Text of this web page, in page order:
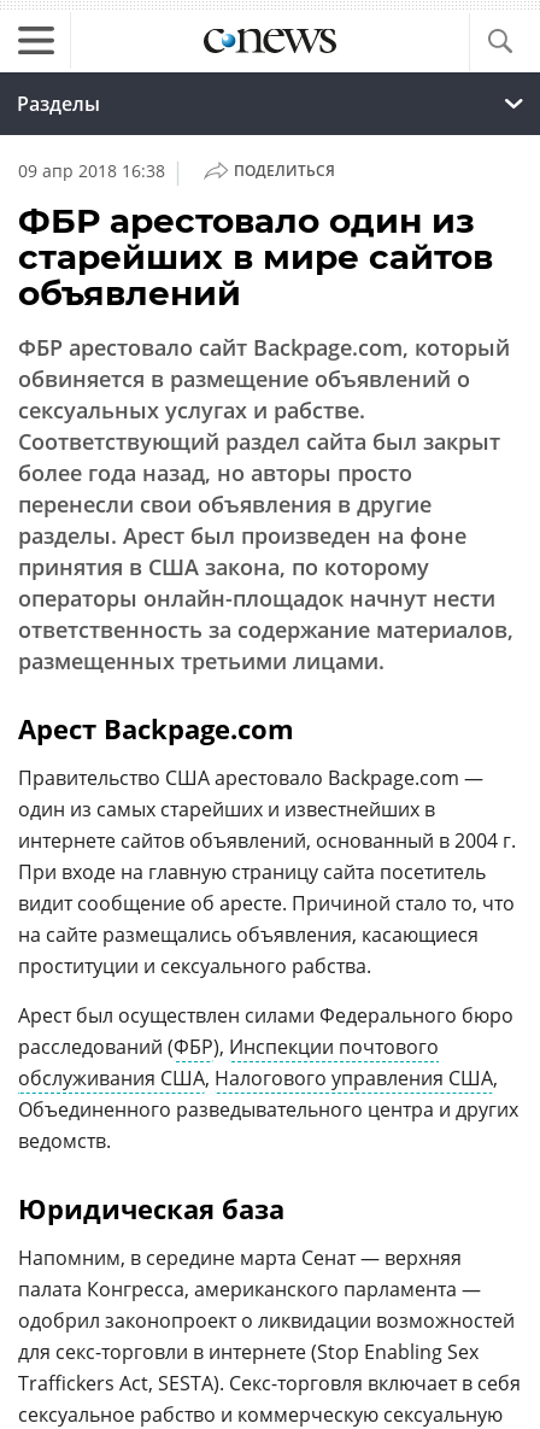
Разделы
09 апр 2018 16:38 | ПОДЕЛИТЬСЯ
ФБР арестовало один из
старейших в мире сайтов
объявлений
ФБР арестовало сайт Backpage.com, который
обвиняется в размещение объявлений о
сексуальных услугах и рабстве.
Соответствующий раздел сайта был закрыт
более года назад, но авторы просто
перенесли свои объявления в другие
разделы. Арест был произведен на фоне
принятия в США закона, по которому
операторы онлайн-площадок начнут нести
ответственность за содержание материалов,
размещенных третьими лицами.
Арест Backpage.com
Правительство США арестовало Backpage.com —
один из самых старейших и известнейших в
интернете сайтов объявлений, основанный в 2004 г.
При входе на главную страницу сайта посетитель
видит сообщение об аресте. Причиной стало то, что
на сайте размещались объявления, касающиеся
проституции и сексуального рабства.
Арест был осуществлен силами Федерального бюро
расследований (ФБР), Инспекции почтового
обслуживания США, Налогового управления США,
Объединенного разведывательного центра и других
ведомств.
Юридическая база
Напомним, в середине марта Сенат — верхняя
палата Конгресса, американского парламента —
одобрил законопроект о ликвидации возможностей
для секс-торговли в интернете (Stop Enabling Sex
Traffickers Act, SESTA). Секс-торговля включает в себя
сексуальное рабство и коммерческую сексуальную